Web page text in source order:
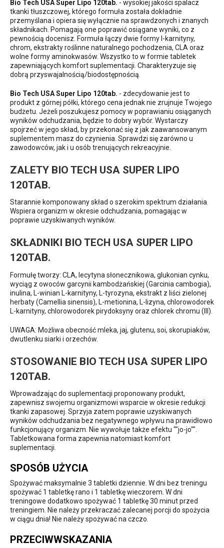
Bio Tech USA Super Lipo 120tab. - wysokiej jakości spalacz
tkanki tłuszczowej, którego formuła została dokładnie
przemyślana i opiera się wyłącznie na sprawdzonych i znanych
składnikach. Pomagają one poprawić osiągane wyniki, co z
pewnością docenisz. Formuła łączy dwie formy l-karnityny,
chrom, ekstrakty roślinne naturalnego pochodzenia, CLA oraz
wolne formy aminokwasów. Wszystko to w formie tabletek
zapewniających komfort suplementacji. Charakteryzuje się
dobrą przyswajalnością/biodostępnością.
Bio Tech USA Super Lipo 120tab. - zdecydowanie jest to
produkt z górnej półki, którego cena jednak nie zrujnuje Twojego
budżetu. Jeżeli poszukujesz pomocy w poprawianiu osiąganych
wyników odchudzania, będzie to dobry wybór. Wystarczy
spojrzeć w jego skład, by przekonać się z jak zaawansowanym
suplementem masz do czynienia. Sprawdzi się zarówno u
zawodowców, jak i u osób trenujących rekreacyjnie.
ZALETY BIO TECH USA SUPER LIPO
120TAB.
Starannie komponowany skład o szerokim spektrum działania.
Wspiera organizm w okresie odchudzania, pomagając w
poprawie uzyskiwanych wyników.
SKŁADNIKI BIO TECH USA SUPER LIPO
120TAB.
Formułę tworzy: CLA, lecytyna słonecznikowa, glukonian cynku,
wyciąg z owoców garcynii kambodżańskiej (Garcinia cambogia),
inulina, L-winian L-karnityny, L-tyrozyna, ekstrakt z liści zielonej
herbaty (Camellia sinensis), L-metionina, L-lizyna, chlorowodorek
L-karnityny, chlorowodorek pirydoksyny oraz chlorek chromu (III).
UWAGA: Możliwa obecność mleka, jaj, glutenu, soi, skorupiaków,
dwutlenku siarki i orzechów.
STOSOWANIE BIO TECH USA SUPER LIPO
120TAB.
Wprowadzając do suplementacji proponowany produkt,
zapewnisz swojemu organizmowi wsparcie w okresie redukcji
tkanki zapasowej. Sprzyja zatem poprawie uzyskiwanych
wyników odchudzania bez negatywnego wpływu na prawidłowo
funkcjonujący organizm. Nie wywołuje także efektu ""jo-jo"".
Tabletkowana forma zapewnia natomiast komfort
suplementacji.
SPOSÓB UŻYCIA
Spożywać maksymalnie 3 tabletki dziennie. W dni bez treningu
spożywać 1 tabletkę rano i 1 tabletkę wieczorem. W dni
treningowe dodatkowo spożywać 1 tabletkę 30 minut przed
treningiem. Nie należy przekraczać zalecanej porcji do spożycia
w ciągu dnia! Nie należy spożywać na czczo.
PRZECIWWSKAZANIA